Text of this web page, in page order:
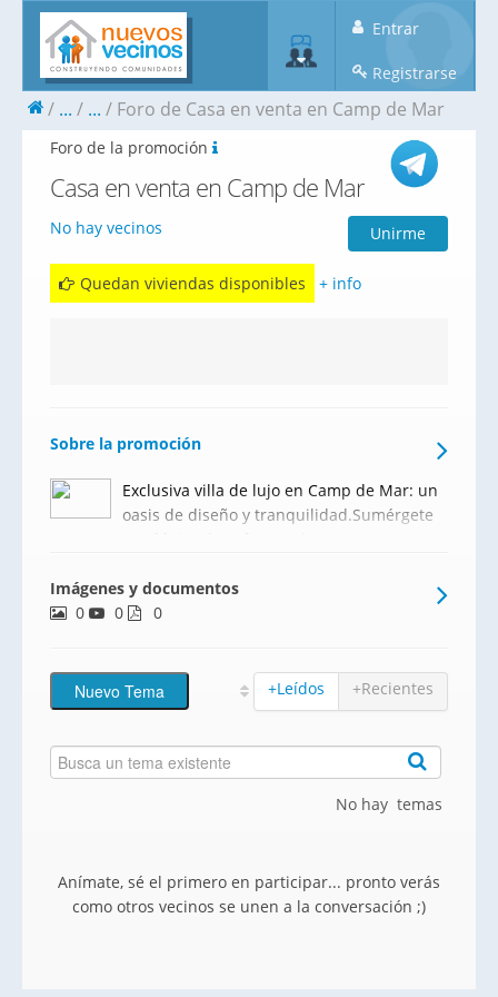
Entrar
Registrarse
... ... Foro de Casa en venta en Camp de Mar
Foro de la promoción
Casa en venta en Camp de Mar
No hay vecinos Unirme
Quedan viviendas disponibles + info
Sobre la promoción
Exclusiva villa de lujo en Camp de Mar: un
oasis de diseño y tranquilidad.Sumérgete
verdadero refugio rodeado de naturaleza
que invita a disfrutar de la serenidad del
Imágenes y documentos
0
0 0
+Leídos +Recientes
No hay temas
Anímate, sé el primero en participar... pronto verás
como otros vecinos se unen a la conversación ;)